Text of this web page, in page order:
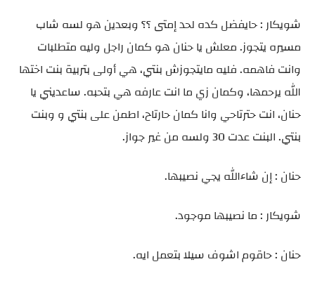
شويكار : حايفضل كده لحد إمتى ؟؟ وبعدين هو لسه شاب
مسيره يتجوز. معلش يا حنان هو كمان راجل وليه متطلبات
وانت فاهمه. فليه مايتجوزش بنتي، هي أولى بتربية بنت اختها
الله يرحمها، وكمان زي ما انت عارفه هي بتحبه. ساعديني يا
حنان، انت حترتاحي وانا كمان حارتاح، اطمن على بنتي و وبنت
بنتي. البنت عدت 30 ولسه من غير جواز.
حنان : إن شاءالله يجي نصيبها.
شويكار : ما نصيبها موجود.
حنان : حاقوم اشوف سيلا بتعمل ايه.